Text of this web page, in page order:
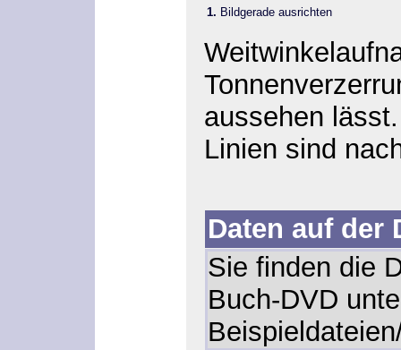
1. Bildgerade ausrichten
aussehen
Linien sind
Daten auf der
Sie finden die
Buch-DVD